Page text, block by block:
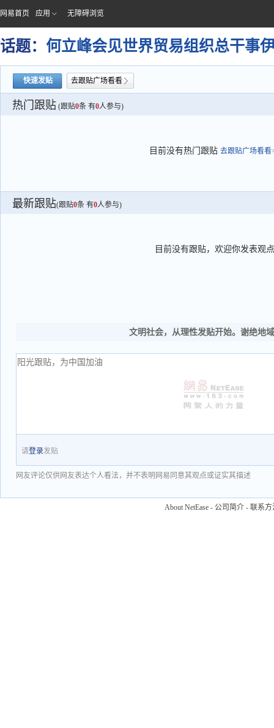
网易首页 应用 无障碍浏览
话题： 何立峰会见世界贸易组织总干事
快速发贴 去跟贴广场看看
热门跟贴 (跟贴0条 有0人参与)
目前没有热门跟贴 去跟贴广场看看
最新跟贴(跟贴0条 有0人参与)
目前没有跟贴，欢迎你发表观点
文明社会，从理性发贴开始。谢绝地
请登录发贴
网友评论仅供网友表达个人看法，并不表明网易同意其观点或证实其描述
About NetEase - 公司简介 - 联系方